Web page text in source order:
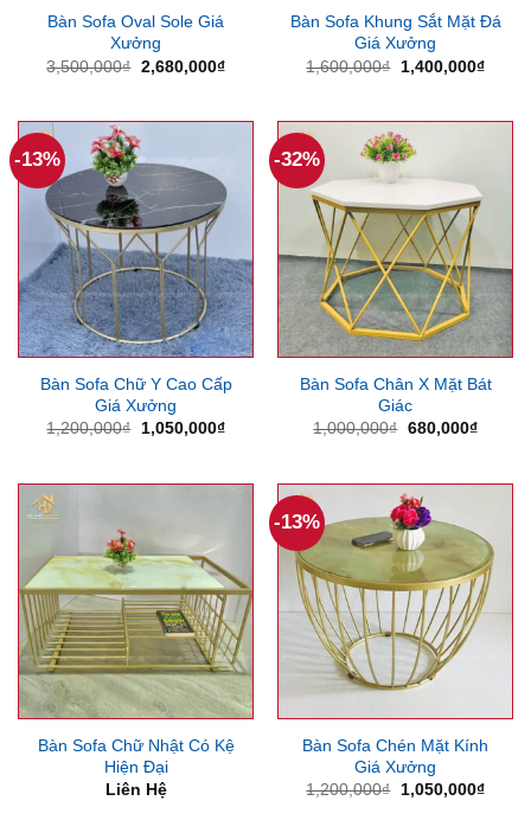
Bàn Sofa Oval Sole Giá
Xưởng
3,500,000₫ Giá
2,680,000₫Giá
2,680,000₫.
Bàn Sofa Khung Sắt Mặt Đá
Giá Xưởng
1,600,000₫
Giá
1,400,000₫Giá
-13%
Bàn Sofa Chữ Y Cao Cấp
Giá Xưởng
1,200,000₫
Giá
1,050,000₫Giá
1,050,000₫.
-32%
Bàn Sofa Chân X Mặt Bát
Giác
1,000,000₫ Giá
680,000₫Giá
Bàn Sofa Chữ Nhật Có Kệ
Hiện Đại
Liên Hệ
-13%
Bàn Sofa Chén Mặt Kính
Giá Xưởng
1,200,000₫
Giá
1,050,000₫Giá